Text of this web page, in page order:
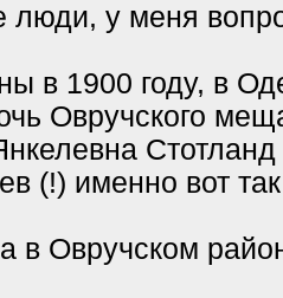
люди, у меня
в 1900 году, в
Овручского
(!) именно вот
в Овручском